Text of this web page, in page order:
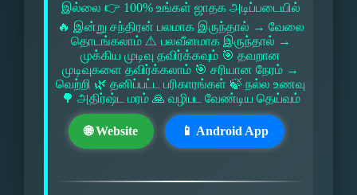
இல்லை 👉 100% உங்கள் ஜாதக அடிப்படையில்
🔥 இன்று சந்திரன் பலமாக இருந்தால் → வேலை
தொடங்கலாம் ⚠ பலவீனமாக இருந்தால் →
முக்கிய முடிவு தவிர்க்கவும் 🎯 தவறான
முடிவுகளை தவிர்க்கலாம் 🎯 சரியான நேரம் →
வெற்றி 🌿 தனிப்பட்ட பரிகாரங்கள் 🍃 நல்ல உணவு
🌳 அதிர்ஷ்ட மரம் 🙏 வழிபட வேண்டிய தெய்வம்
🌐 Website 📱 Android App